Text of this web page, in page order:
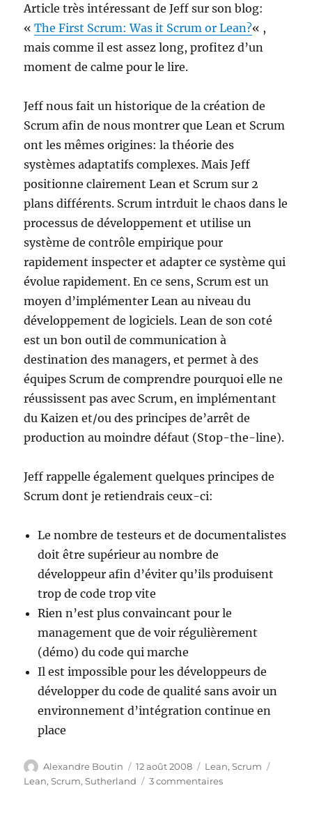
Article très intéressant de Jeff sur son blog:
«The First Scrum: Was it Scrum or Lean?« ,
mais comme il est assez long, profitez d’un
moment de calme pour le lire.
Jeff nous fait un historique de la création de
Scrum afin de nous montrer que Lean et Scrum
ont les mêmes origines: la théorie des
systèmes adaptatifs complexes. Mais Jeff
positionne clairement Lean et Scrum sur 2
plans différents. Scrum intrduit le chaos dans le
processus de développement et utilise un
système de contrôle empirique pour
rapidement inspecter et adapter ce système qui
évolue rapidement. En ce sens, Scrum est un
moyen d’implémenter Lean au niveau du
développement de logiciels. Lean de son coté
est un bon outil de communication à
destination des managers, et permet à des
équipes Scrum de comprendre pourquoi elle ne
réussissent pas avec Scrum, en implémentant
du Kaizen et/ou des principes de’arrêt de
production au moindre défaut (Stop-the-line).
Jeff rappelle également quelques principes de
Scrum dont je retiendrais ceux-ci:
Le nombre de testeurs et de documentalistes
doit être supérieur au nombre de
développeur afin d’éviter qu’ils produisent
trop de code trop vite
Rien n’est plus convaincant pour le
management que de voir régulièrement
(démo) du code qui marche
Il est impossible pour les développeurs de
développer du code de qualité sans avoir un
environnement d’intégration continue en
place
Auteur
Alexandre Boutin
Publié
le
12 août 2008 Catégories
Lean,Scrum
Lean,Scrum,Sutherland 3 commentairessur